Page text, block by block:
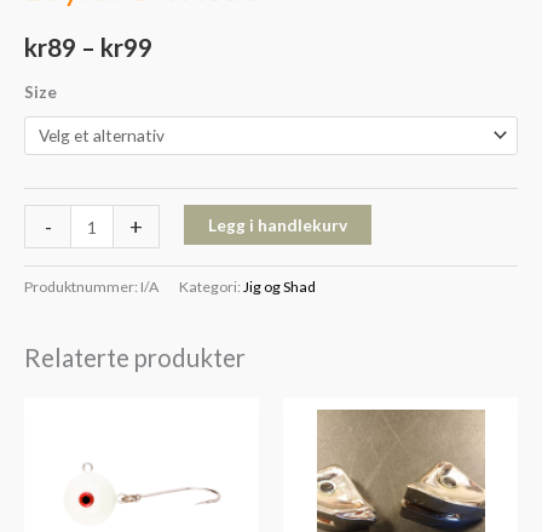
kr89 – kr99
Size
- + Legg i handlekurv
Produktnummer: I/A Kategori: Jig og Shad
Relaterte produkter